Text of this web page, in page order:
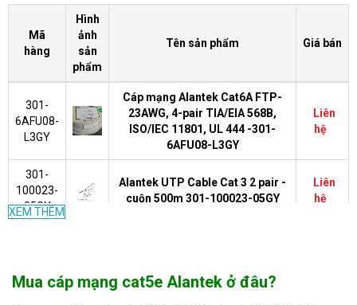
Mã
hàng
Hình
ảnh
sản
phẩm
Tên sản phẩm Giá bán
301-
6AFU08-
L3GY
Cáp mạng Alantek Cat6A FTP-
23AWG, 4-pair TIA/EIA 568B,
ISO/IEC 11801, UL 444 -301-
6AFU08-L3GY
Liên
hệ
301-
100023-
05GY
Alantek UTP Cable Cat 3 2 pair -
cuộn 500m 301-100023-05GY
Liên
hệ
XEM THÊM
Mua cáp mạng cat5e Alantek ở đâu?